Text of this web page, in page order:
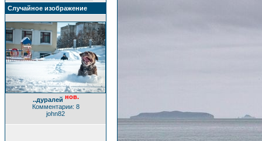
Случайное изображение
..дуралей нов.
Комментарии: 8
john82